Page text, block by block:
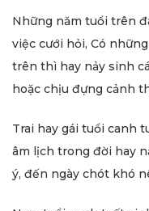
Những năm tuổi trên
việc cưới hỏi, Có
trên thì hay nảy sinh
hoặc chịu đựng cảnh
Trai hay gái tuổi canh
âm lịch trong đời hay
ý, đến ngày chót khó